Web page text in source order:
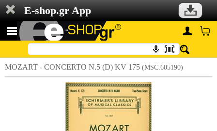
E-shop.gr App
MOZART - CONCERTO N.5 (D) KV 175 (MSC.605190)